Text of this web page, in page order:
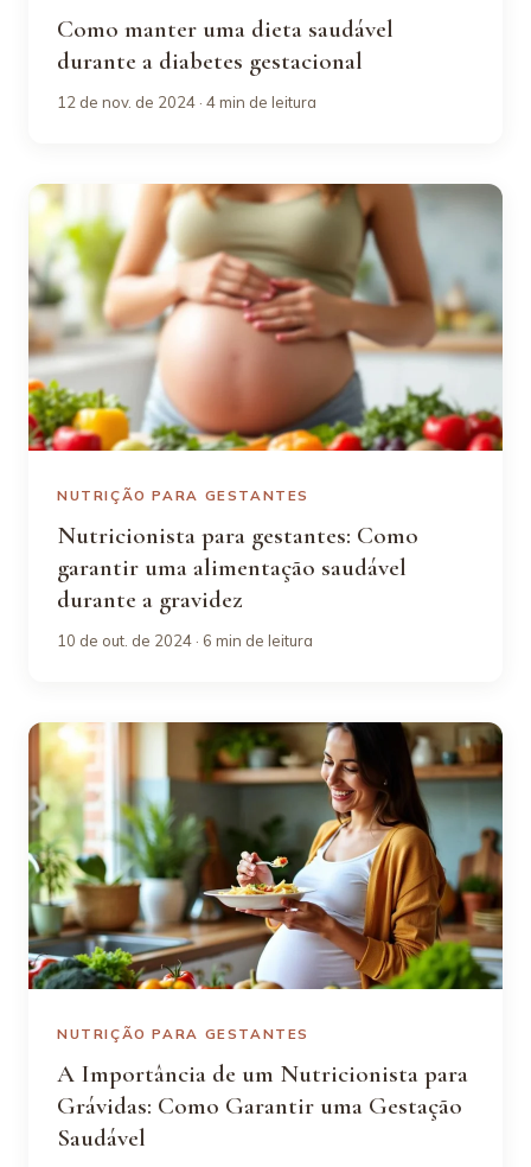
Como manter uma dieta saudável
durante a diabetes gestacional
12 de nov. de 2024 · 4 min de leitura
NUTRIÇÃO PARA GESTANTES
Nutricionista para gestantes: Como
garantir uma alimentação saudável
durante a gravidez
10 de out. de 2024 · 6 min de leitura
NUTRIÇÃO PARA GESTANTES
A Importância de um Nutricionista para
Grávidas: Como Garantir uma Gestação
Saudável